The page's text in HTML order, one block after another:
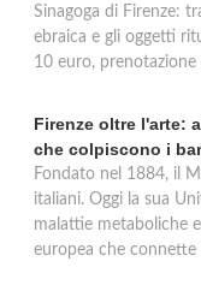
Sinagoga di Firenze:
ebraica e gli oggetti
10 euro, prenotazione
Firenze oltre l'arte:
che colpiscono i
Fondato nel 1884, il
italiani. Oggi la sua
malattie metaboliche
europea che connette